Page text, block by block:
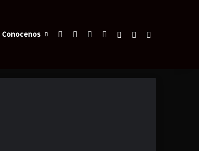
Conocenos FacebookYouTubeInstagramIniciar Sesión
Switch skin